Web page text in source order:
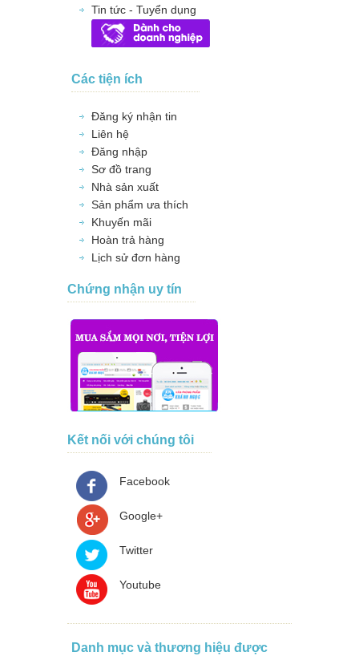
Tin tức - Tuyển dụng
Các tiện ích
Đăng ký nhận tin
Liên hệ
Đăng nhập
Sơ đồ trang
Nhà sản xuất
Sản phẩm ưa thích
Khuyến mãi
Hoàn trả hàng
Lịch sử đơn hàng
Chứng nhận uy tín
Kết nối với chúng tôi
Facebook
Google+
Twitter
Youtube
Danh mục và thương hiệu được